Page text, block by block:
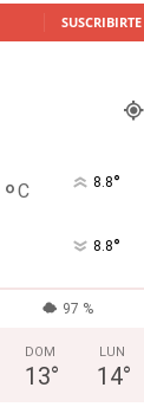
SUSCRIBIRTE
°C 8.8°
8.8°
97 %
DOM
13°
LUN
14°